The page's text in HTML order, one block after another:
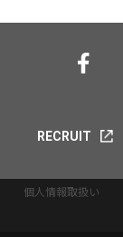
RECRUIT
個人情報取扱い